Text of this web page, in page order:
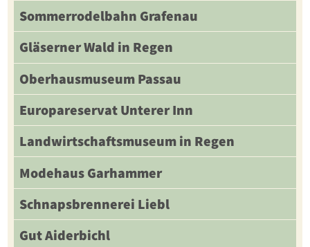
Sommerrodelbahn Grafenau
Gläserner Wald in Regen
Oberhausmuseum Passau
Europareservat Unterer Inn
Landwirtschaftsmuseum in Regen
Modehaus Garhammer
Schnapsbrennerei Liebl
Gut Aiderbichl